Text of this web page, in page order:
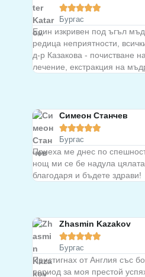

Бургас
Един изкривен под ъгъл
редица неприятности,
д-р Казакова - почистване
лечение, екстракция на
Симеон Станчев

Бургас
Приеха ме днес по
нощ ми се бе надула
благодаря и бъдете здрави!
Zhasmin Kazakov

Бургас
Пристигнах от Англия със
период за моя престой